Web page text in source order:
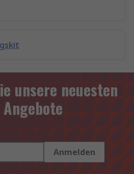
unsere neuesten
Anmelden